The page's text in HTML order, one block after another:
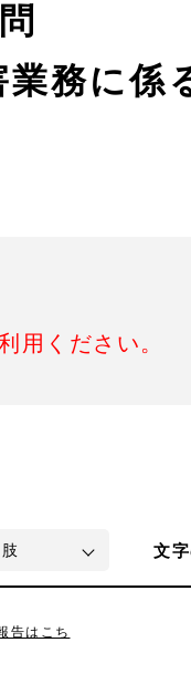
務に係
用ください。
文字
告はこち